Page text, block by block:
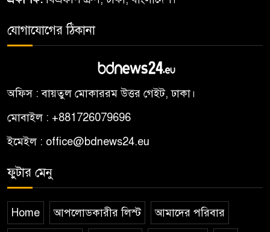
যোগাযোগের ঠিকানা
অফিস : বায়তুল মোকাররম উত্তর গেইট, ঢাকা।
মোবাইল : +881726079696
ইমেইল : office@bdnews24.eu
ফুটার মেনু
Home আপলোডকারীর লিস্ট আমাদের পরিবার